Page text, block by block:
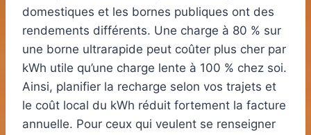
domestiques et les bornes publiques ont des
rendements différents. Une charge à 80 % sur
une borne ultrarapide peut coûter plus cher par
kWh utile qu’une charge lente à 100 % chez soi.
Ainsi, planifier la recharge selon vos trajets et
le coût local du kWh réduit fortement la facture
annuelle. Pour ceux qui veulent se renseigner